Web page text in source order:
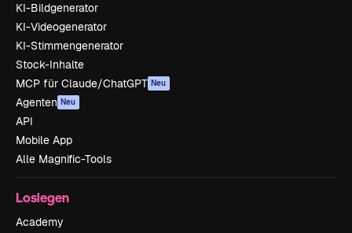
KI-Bildgenerator
KI-Videogenerator
KI-Stimmengenerator
Stock-Inhalte
MCP für Claude/ChatGPT Neu
Agenten Neu
API
Mobile App
Alle Magnific-Tools
Loslegen
Academy